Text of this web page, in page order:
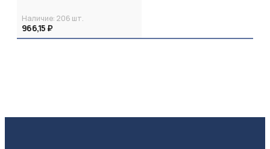
Наличие: 206 шт.
966,15 ₽